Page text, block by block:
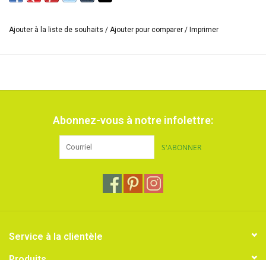
Ajouter à la liste de souhaits / Ajouter pour comparer / Imprimer
Abonnez-vous à notre infolettre:
S'ABONNER
Service à la clientèle